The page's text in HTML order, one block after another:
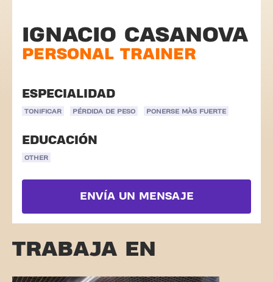
IGNACIO CASANOVA
PERSONAL TRAINER
ESPECIALIDAD
TONIFICAR PÉRDIDA DE PESO PONERSE MÀS FUERTE
EDUCACIÓN
OTHER
ENVÍA UN MENSAJE
TRABAJA EN